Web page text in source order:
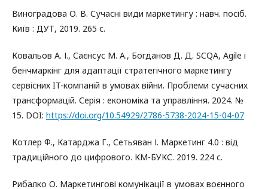
Виноградова О. В. Сучасні види маркетингу : навч. посіб.
Київ : ДУТ, 2019. 265 с.
Ковальов А. І., Саєнсус М. А., Богданов Д. Д. SCQA, Agile і
бенчмаркінг для адаптації стратегічного маркетингу
сервісних IT-компаній в умовах війни. Проблеми сучасних
трансформацій. Серія : економіка та управління. 2024. №
15. DOI: https://doi.org/10.54929/2786-5738-2024-15-04-07
Котлер Ф., Катарджа Г., Сетьяван І. Маркетинг 4.0 : від
традиційного до цифрового. КМ-БУКС. 2019. 224 с.
Рибалко О. Маркетингові комунікації в умовах воєнного